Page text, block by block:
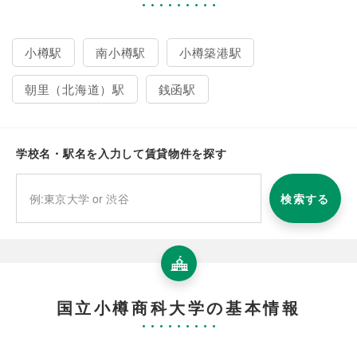
小樽駅 南小樽駅 小樽築港駅
朝里（北海道）駅 銭函駅
学校名・駅名を入力して賃貸物件を探す
検索する
国立小樽商科大学の基本情報